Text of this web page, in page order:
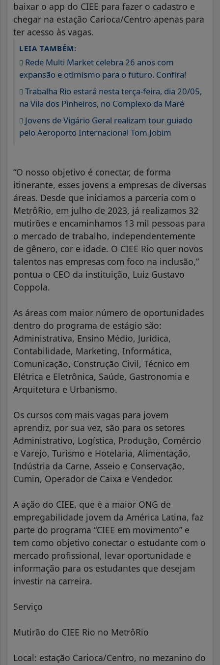
baixar o app do CIEE para fazer o cadastro e
chegar na estação Carioca/Centro apenas para
ter acesso às vagas.
LEIA TAMBÉM:
Rede Multi Market celebra 26 anos com
expansão e otimismo para o futuro. Confira!
Trabalha Rio estará nesta terça-feira, dia 20/05,
na Vila dos Pinheiros, no Complexo da Maré
Jovens de Vigário Geral realizam tour guiado
pelo Aeroporto Internacional Tom Jobim
“O nosso objetivo é conectar, de forma
itinerante, esses jovens a empresas de diversas
áreas. Desde que iniciamos a parceria com o
MetrôRio, em julho de 2023, já realizamos 32
mutirões e encaminhamos 13 mil pessoas para
o mercado de trabalho, independentemente
de gênero, cor e idade. O CIEE Rio quer novos
talentos nas empresas com foco na inclusão,”
pontua o CEO da instituição, Luiz Gustavo
Coppola.
As áreas com maior número de oportunidades
dentro do programa de estágio são:
Administrativa, Ensino Médio, Jurídica,
Contabilidade, Marketing, Informática,
Comunicação, Construção Civil, Técnico em
Elétrica e Eletrônica, Saúde, Gastronomia e
Arquitetura e Urbanismo.
Os cursos com mais vagas para jovem
aprendiz, por sua vez, são para os setores
Administrativo, Logística, Produção, Comércio
e Varejo, Turismo e Hotelaria, Alimentação,
Indústria da Carne, Asseio e Conservação,
Cumin, Operador de Caixa e Vendedor.
A ação do CIEE, que é a maior ONG de
empregabilidade jovem da América Latina, faz
parte do programa “CIEE em movimento” e
tem como objetivo conectar o estudante com o
mercado profissional, levar oportunidade e
informação para os estudantes que desejam
investir na carreira.
Serviço
Mutirão do CIEE Rio no MetrôRio
Local: estação Carioca/Centro, no mezanino do